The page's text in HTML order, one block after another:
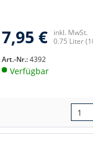
7,95 €
inkl. MwSt.
0.75 Liter
Art.-Nr.:4392
Verfügbar